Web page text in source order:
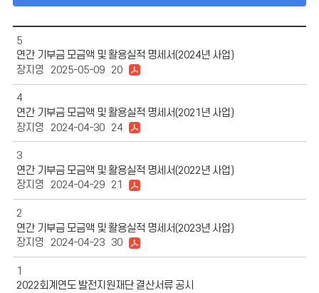
5
연간 기부금 모금액 및 활용실적 명세서(2024년 사업)
장지영 2025-05-09 20
4
연간 기부금 모금액 및 활용실적 명세서(2021년 사업)
장지영 2024-04-30 24
3
연간 기부금 모금액 및 활용실적 명세서(2022년 사업)
장지영 2024-04-29 21
2
연간 기부금 모금액 및 활용실적 명세서(2023년 사업)
장지영 2024-04-23 30
1
2022회계연도 발전지원재단 결산서류 공시